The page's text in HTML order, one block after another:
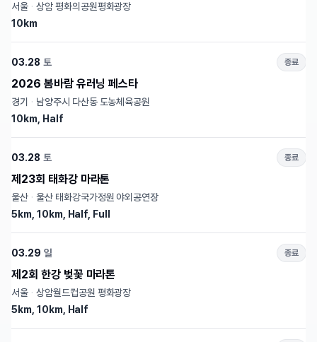
서울 · 상암 평화의공원평화광장
10km
03.28 토 종료
2026 봄바람 유러닝 페스타
경기 · 남양주시 다산동 도농체육공원
10km, Half
03.28 토 종료
제23회 태화강 마라톤
울산 · 울산 태화강국가정원 야외공연장
5km, 10km, Half, Full
03.29 일 종료
제2회 한강 벚꽃 마라톤
서울 · 상암월드컵공원 평화광장
5km, 10km, Half